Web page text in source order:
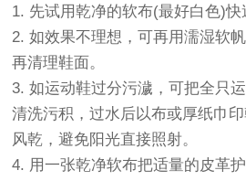
1. 先试用乾净的软布(最好白色)快
2. 如效果不理想，可再用濡湿软
再清理鞋面。
3. 如运动鞋过分污濊，可把全只
清洗污积，过水后以布或厚纸巾
风乾，避免阳光直接照射。
4. 用一张乾净软布把适量的皮革